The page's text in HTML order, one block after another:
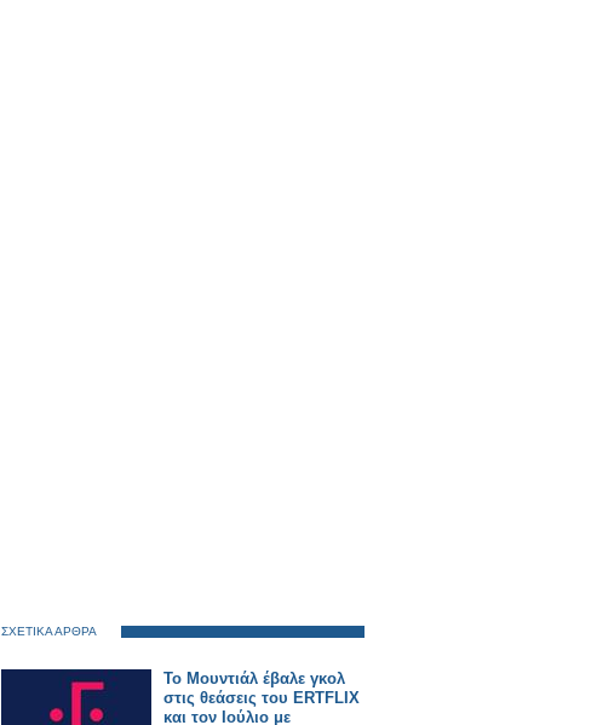
ΣΧΕΤΙΚΑ ΑΡΘΡΑ
Το Μουντιάλ έβαλε γκολ
στις θεάσεις του ERTFLIX
και τον Ιούλιο με